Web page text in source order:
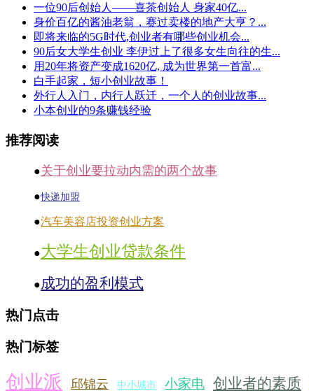
一位90后创始人——喜茶创始人 身家40亿...
身价百亿的酱油老翁，赛过卖楼的地产大亨？...
即将来临的5G时代,创业者有哪些创业机会...
90后女大学生创业 李伊过上了很多女生向往的生...
用20年将资产变成1620亿, 成为世界第一首富...
白手起家，短小创业故事！
外行人入门，内行人跃迁，一个人的创业故事...
小本创业的9条赚钱经验
推荐阅读
●关于创业要拉动内需的两个故事
●快递加盟
●汽车美容店投资创业方案
●大学生创业贷款条件
●成功的盈利模式
热门点击
热门标签
创业派 邱锦云 中小城市 小家电 创业者的素质